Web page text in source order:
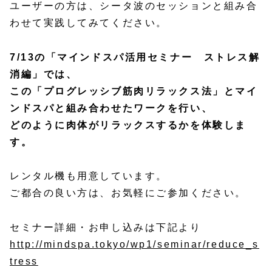
ユーザーの方は、シータ波のセッションと組み合
わせて実践してみてください。
7/13の「マインドスパ活用セミナー ストレス解
消編」では、
この「プログレッシブ筋肉リラックス法」と マイ
ンドスパと組み合わせたワークを行い、
どのように肉体がリラックスするかを体験しま
す。
レンタル機も用意しています。
ご都合の良い方は、お気軽にご参加ください。
セミナー詳細・お申し込みは下記より
http://mindspa.tokyo/wp1/seminar/reduce_s
tress